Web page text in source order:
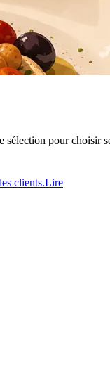
pour choisir
clients.Lire